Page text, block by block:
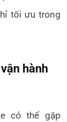
tối ưu trong
hành
có thể gặp